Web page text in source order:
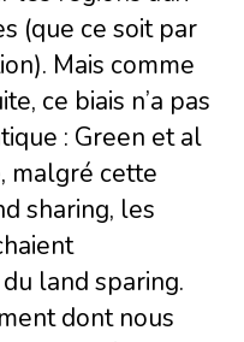
(que ce soit par
Mais comme
ce biais n’a pas
: Green et al
malgré cette
sharing, les
land sparing.
dont nous